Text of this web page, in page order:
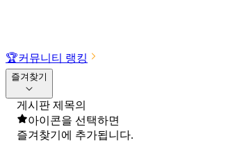
🏆커뮤니티 랭킹
즐겨찾기
게시판 제목의
아이콘을 선택하면
즐겨찾기에 추가됩니다.